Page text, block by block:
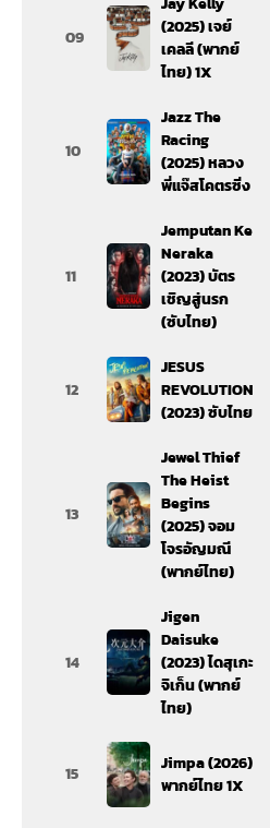
09
(2025) เจย์
เคลลี (พากย์
ไทย) 1X
10
Jazz The
Racing
(2025) หลวง
พี่แจ๊สโคตรซิ่ง
11
Jemputan Ke
Neraka
(2023) บัตร
เชิญสู่นรก
(ซับไทย)
12
JESUS
REVOLUTION
(2023) ซับไทย
13
Jewel Thief
The Heist
Begins
(2025) จอม
โจรอัญมณี
(พากย์ไทย)
14
Jigen
Daisuke
(2023) ไดสุเกะ
จิเก็น (พากย์
ไทย)
15
Jimpa (2026)
พากย์ไทย 1X